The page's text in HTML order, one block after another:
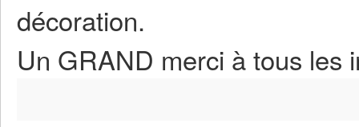
décoration.
Un GRAND merci à tous les